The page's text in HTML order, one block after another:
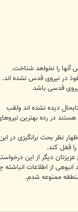
را نخواهد شناخت.
در نیروی قدس نشده اند.
قدسی باشد
دیده نشده اند ولقب
در رده بهترین
بحث برانگیزی در این
قفل کند.
دیگر از این
از اطلاعات
ممنوعه شدم.